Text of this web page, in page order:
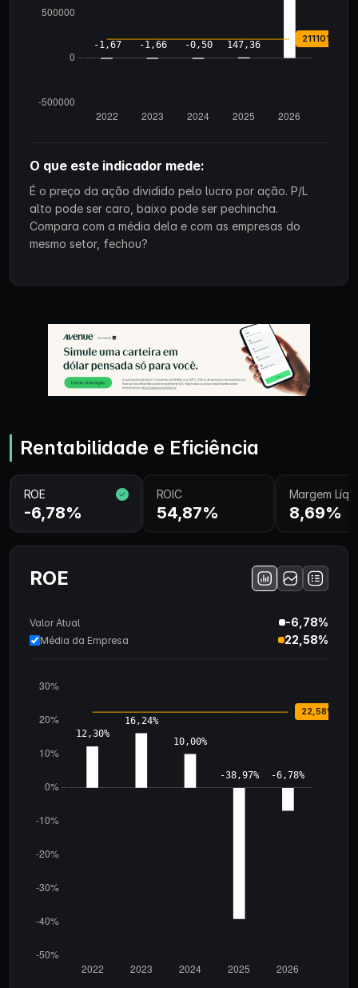
O que este indicador mede:
É o preço da ação dividido pelo lucro por ação. P/L
alto pode ser caro, baixo pode ser pechincha.
Compara com a média dela e com as empresas do
mesmo setor, fechou?
Rentabilidade e Eficiência
ROE
-6,78%
ROIC
54,87%
Margem
8,69%
ROE
Valor Atual -6,78%
Média da Empresa 22,58%